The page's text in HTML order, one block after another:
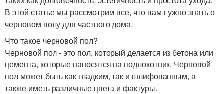
В этой статье мы рассмотрим все, что вам нужно знать о
черновом полу для частного дома.
Что такое черновой пол?
Черновой пол - это пол, который делается из бетона или
цемента, которые наносятся на подлокотник. Черновой
пол может быть как гладким, так и шлифованным, а
также иметь различные цвета и фактуры.